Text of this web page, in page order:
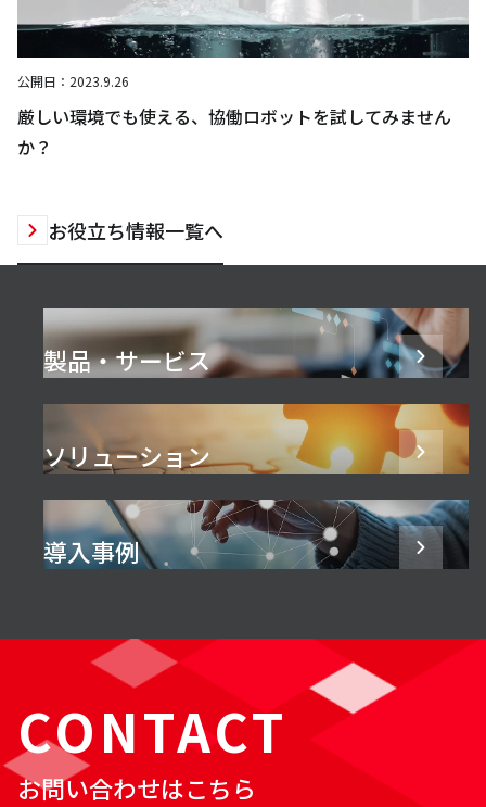
公開日： 2023.9.26
厳しい環境でも使える、協働ロボットを試してみません
か？
お役立ち情報一覧へ
製品・サービス
ソリューション
導入事例
CONTACT
お問い合わせはこちら